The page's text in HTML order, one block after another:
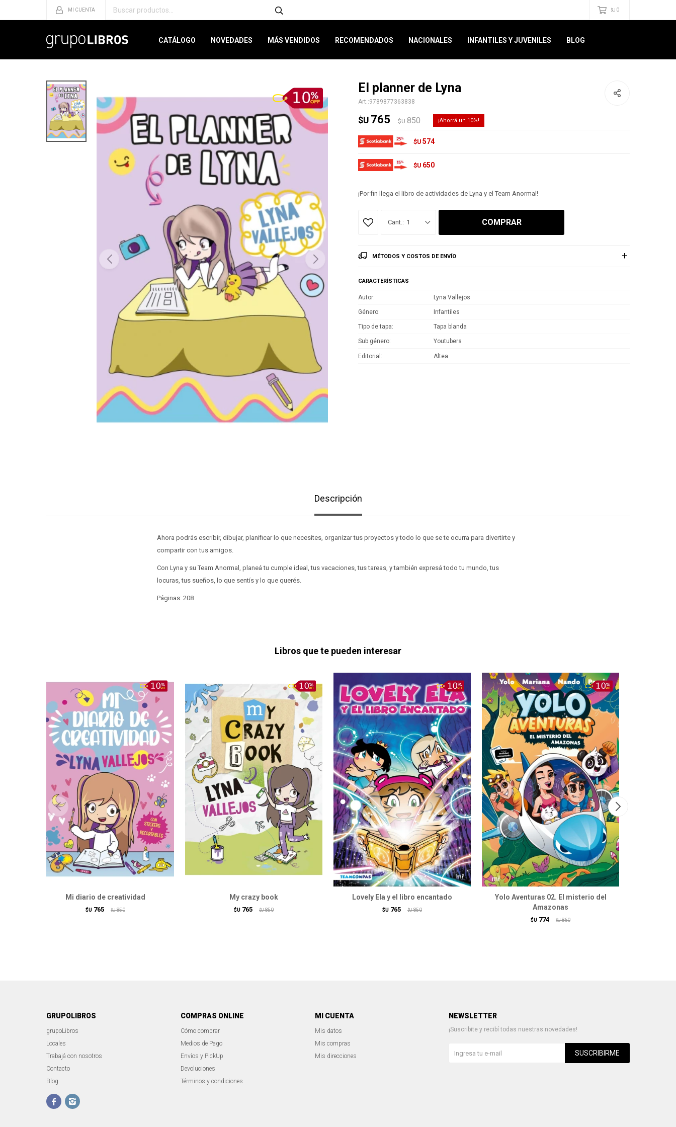
CATÁLOGO NOVEDADES MÁS VENDIDOS RECOMENDADOS NACIONALES INFANTILES Y JUVENILES BLOG
$U 0
El planner de Lyna
9789877363838
$U 765 $U 850 10
$U 574
$U 650
¡Por fin llega el libro de actividades de Lyna y el Team Anormal!
1 COMPRAR
MÉTODOS Y COSTOS DE ENVÍO
CARACTERÍSTICAS
Autor Lyna Vallejos
Género Infantiles
Tipo de tapa Tapa blanda
Sub género Youtubers
Editorial Altea
Descripción
Ahora podrás escribir, dibujar, planificar lo que necesites, organizar tus proyectos y todo lo que se te ocurra para divertirte y
compartir con tus amigos.
Con Lyna y su Team Anormal, planeá tu cumple ideal, tus vacaciones, tus tareas, y también expresá todo tu mundo, tus
locuras, tus sueños, lo que sentís y lo que querés.
Páginas: 208
Libros que te pueden interesar
Mi diario de creatividad
$U 765 $U 850
My crazy book
$U 765 $U 850
Lovely Ela y el libro encantado
$U 765 $U 850
Yolo Aventuras 02. El misterio del
Amazonas
$U 774 $U 860
GRUPOLIBROS
grupoLibros
Locales
Trabajá con nosotros
Contacto
Blog
 
COMPRAS ONLINE
Cómo comprar
Medios de Pago
Envíos y PickUp
Devoluciones
Términos y condiciones
MI CUENTA
Mis datos
Mis compras
Mis direcciones
NEWSLETTER
¡Suscribite y recibí todas nuestras novedades!
SUSCRIBIRME